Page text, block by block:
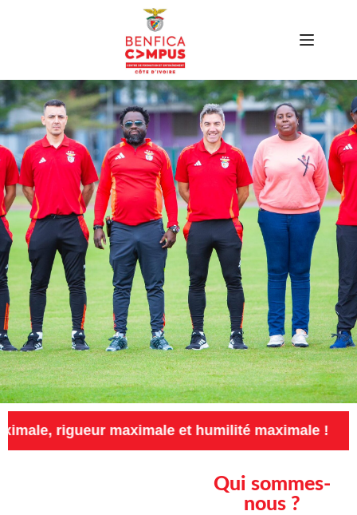
maximale et humilité maximale !
Qui sommes-
nous ?